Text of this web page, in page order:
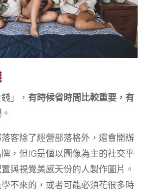
」， 有時候省時間比較重要，有
。
客除了經營部落格外，還會開辦
，但IG是個以圖像為主的社交平
與視覺美感天份的人製作圖片。
不來的，或者可能必須花很多時